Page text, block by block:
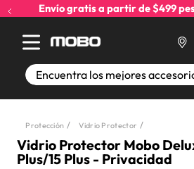
Envío gratis a partir de $499
Encuentra los mejores accesorios
Protección Vidrio Protector
Vidrio Protector Mobo
Plus/15 Plus - Privacidad